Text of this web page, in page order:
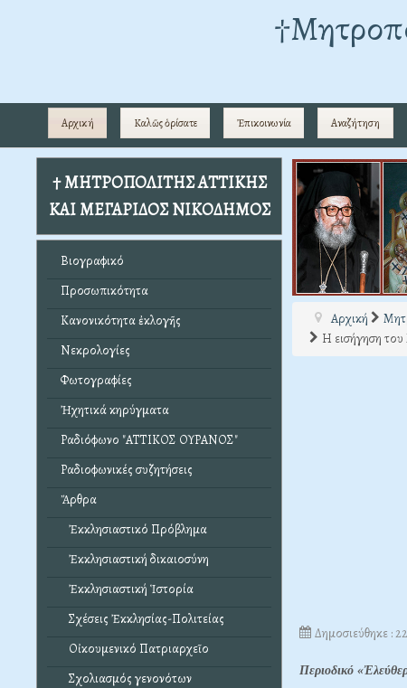
Αρχική Καλῶς ὁρίσατε Ἐπικοινωνία Αναζήτηση
† ΜΗΤΡΟΠΟΛΙΤΗΣ ΑΤΤΙΚΗΣ
ΚΑΙ ΜΕΓΑΡΙΔΟΣ ΝΙΚΟΔΗΜΟΣ
Βιογραφικό
Προσωπικότητα
Κανονικότητα ἐκλογῆς
Νεκρολογίες
Φωτογραφίες
Ἠχητικά κηρύγματα
Ραδιόφωνο "ΑΤΤΙΚΟΣ ΟΥΡΑΝΟΣ"
Ραδιοφωνικές συζητήσεις
Ἄρθρα
Ἐκκλησιαστικό Πρόβλημα
Ἐκκλησιαστική δικαιοσύνη
Ἐκκλησιαστική Ἱστορία
Σχέσεις Ἐκκλησίας-Πολιτείας
Οἰκουμενικό Πατριαρχεῖο
Σχολιασμός γενονότων
Αρχική
Η εισήγηση
Δημοσιεύθηκε :
Περιοδικό